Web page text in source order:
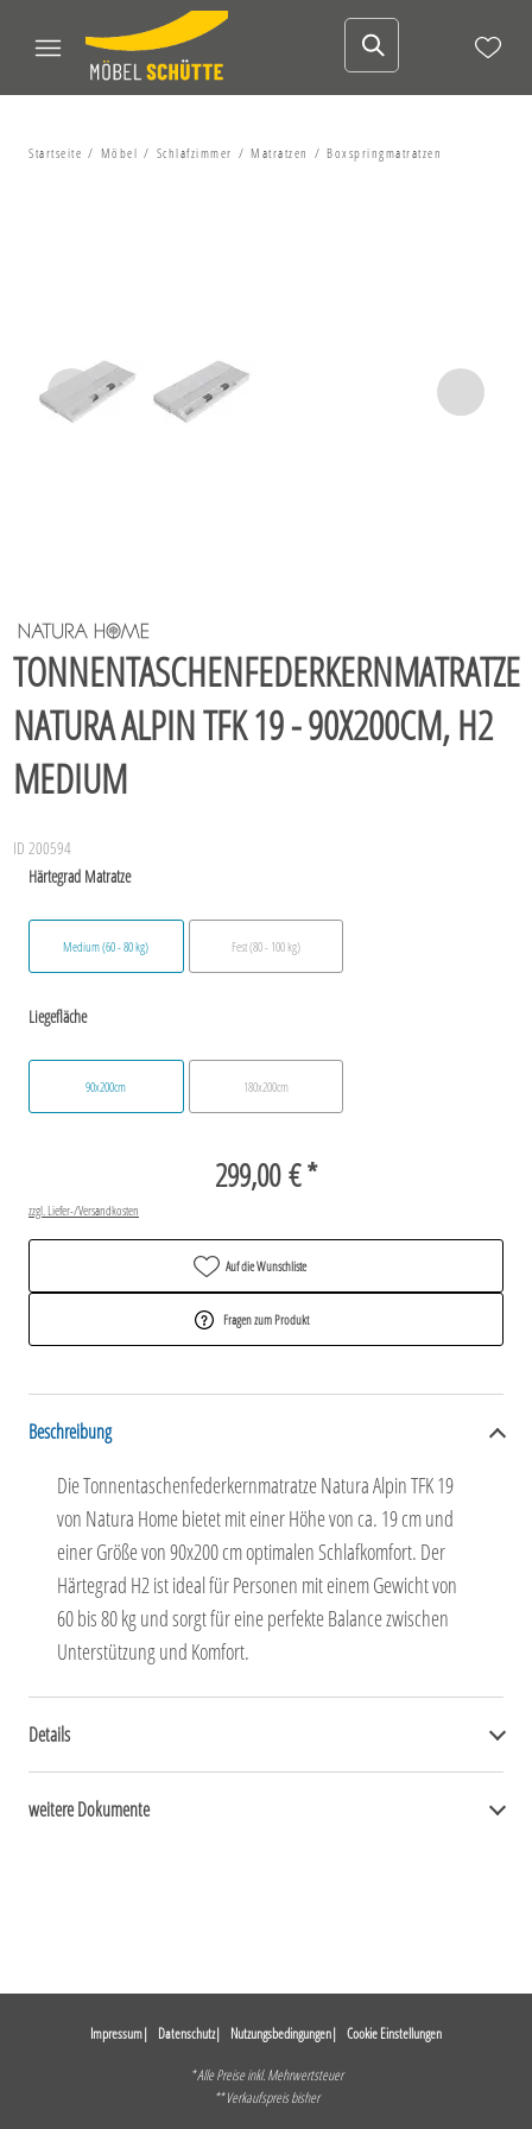
Startseite Möbel Schlafzimmer Matratzen Boxspringmatratzen
TONNENTASCHENFEDERKERNMATRATZE
NATURA ALPIN TFK 19 - 90X200CM, H2
MEDIUM
ID 200594
Härtegrad Matratze
Medium (60 - 80 kg) Fest (80 - 100 kg)
Liegefläche
90x200cm 180x200cm
299,00 € *
zzgl. Liefer-/Versandkosten
Auf die Wunschliste
Fragen zum Produkt
Beschreibung
Die Tonnentaschenfederkernmatratze Natura Alpin TFK 19
von Natura Home bietet mit einer Höhe von ca. 19 cm und
einer Größe von 90x200 cm optimalen Schlafkomfort. Der
Härtegrad H2 ist ideal für Personen mit einem Gewicht von
60 bis 80 kg und sorgt für eine perfekte Balance zwischen
Unterstützung und Komfort.
Details
weitere Dokumente
Impressum Datenschutz Nutzungsbedingungen Cookie Einstellungen
* Alle Preise inkl. Mehrwertsteuer
** Verkaufspreis bisher